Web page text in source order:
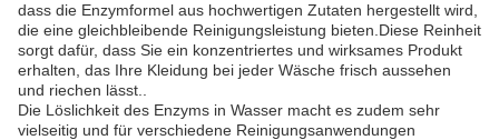
dass die Enzymformel aus hochwertigen Zutaten hergestellt wird,
die eine gleichbleibende Reinigungsleistung bieten.Diese Reinheit
sorgt dafür, dass Sie ein konzentriertes und wirksames Produkt
erhalten, das Ihre Kleidung bei jeder Wäsche frisch aussehen
und riechen lässt..
Die Löslichkeit des Enzyms in Wasser macht es zudem sehr
vielseitig und für verschiedene Reinigungsanwendungen